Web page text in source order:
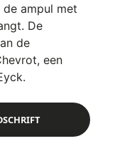
ampul met
De
de
een